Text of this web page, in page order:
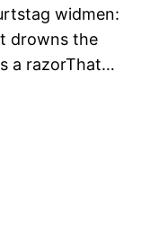
widmen:
drowns the
a razorThat…